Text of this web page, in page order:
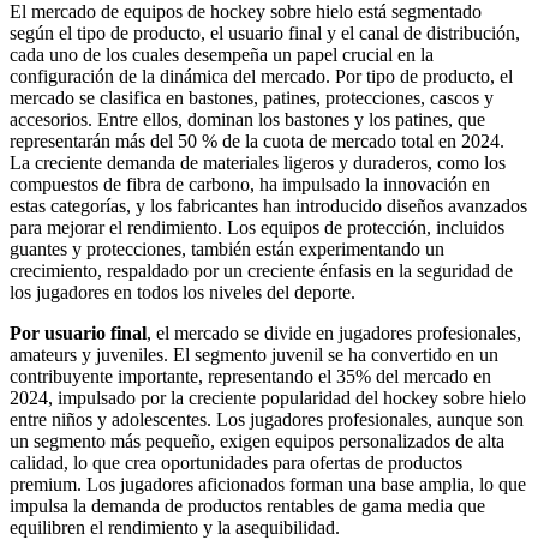
El mercado de equipos de hockey sobre hielo está segmentado
según el tipo de producto, el usuario final y el canal de distribución,
cada uno de los cuales desempeña un papel crucial en la
configuración de la dinámica del mercado. Por tipo de producto, el
mercado se clasifica en bastones, patines, protecciones, cascos y
accesorios. Entre ellos, dominan los bastones y los patines, que
representarán más del 50 % de la cuota de mercado total en 2024.
La creciente demanda de materiales ligeros y duraderos, como los
compuestos de fibra de carbono, ha impulsado la innovación en
estas categorías, y los fabricantes han introducido diseños avanzados
para mejorar el rendimiento. Los equipos de protección, incluidos
guantes y protecciones, también están experimentando un
crecimiento, respaldado por un creciente énfasis en la seguridad de
los jugadores en todos los niveles del deporte.
Por usuario final, el mercado se divide en jugadores profesionales,
amateurs y juveniles. El segmento juvenil se ha convertido en un
contribuyente importante, representando el 35% del mercado en
2024, impulsado por la creciente popularidad del hockey sobre hielo
entre niños y adolescentes. Los jugadores profesionales, aunque son
un segmento más pequeño, exigen equipos personalizados de alta
calidad, lo que crea oportunidades para ofertas de productos
premium. Los jugadores aficionados forman una base amplia, lo que
impulsa la demanda de productos rentables de gama media que
equilibren el rendimiento y la asequibilidad.